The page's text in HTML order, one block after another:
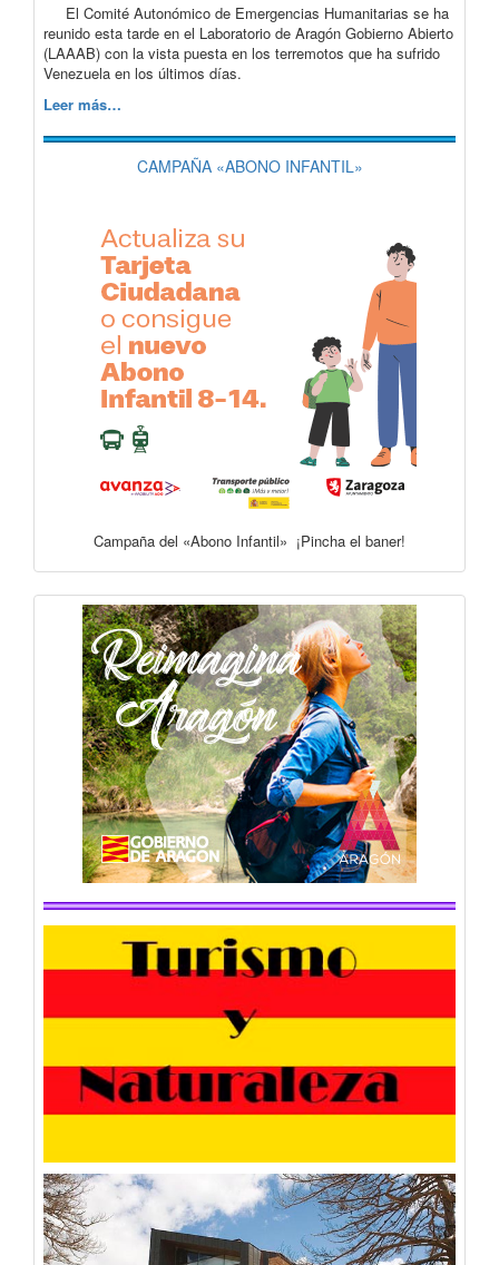
El Comité Autonómico de Emergencias Humanitarias se ha
reunido esta tarde en el Laboratorio de Aragón Gobierno Abierto
(LAAAB) con la vista puesta en los terremotos que ha sufrido
Venezuela en los últimos días.
Leer más…
CAMPAÑA «ABONO INFANTIL»
Campaña del «Abono Infantil» ¡Pincha el baner!